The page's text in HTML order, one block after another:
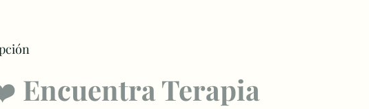
Encuentra Terapia